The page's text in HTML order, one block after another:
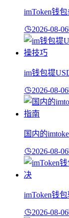
imToken钱
2026-08-06
im钱包提
2026-08-06
国内的
2026-08-06
imToken钱
2026-08-06